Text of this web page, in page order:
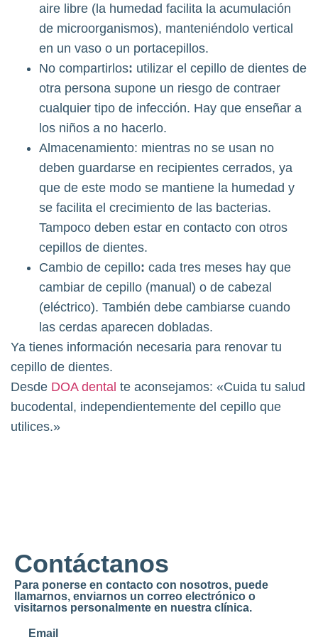
aire libre (la humedad facilita la acumulación
de microorganismos), manteniéndolo vertical
en un vaso o un portacepillos.
No compartirlos: utilizar el cepillo de dientes de
otra persona supone un riesgo de contraer
cualquier tipo de infección. Hay que enseñar a
los niños a no hacerlo.
Almacenamiento: mientras no se usan no
deben guardarse en recipientes cerrados, ya
que de este modo se mantiene la humedad y
se facilita el crecimiento de las bacterias.
Tampoco deben estar en contacto con otros
cepillos de dientes.
Cambio de cepillo: cada tres meses hay que
cambiar de cepillo (manual) o de cabezal
(eléctrico). También debe cambiarse cuando
las cerdas aparecen dobladas.
Ya tienes información necesaria para renovar tu
cepillo de dientes.
Desde DOA dental te aconsejamos: «Cuida tu salud
bucodental, independientemente del cepillo que
utilices.»
Contáctanos
Para ponerse en contacto con nosotros, puede
llamarnos, enviarnos un correo electrónico o
visitarnos personalmente en nuestra clínica.
Email